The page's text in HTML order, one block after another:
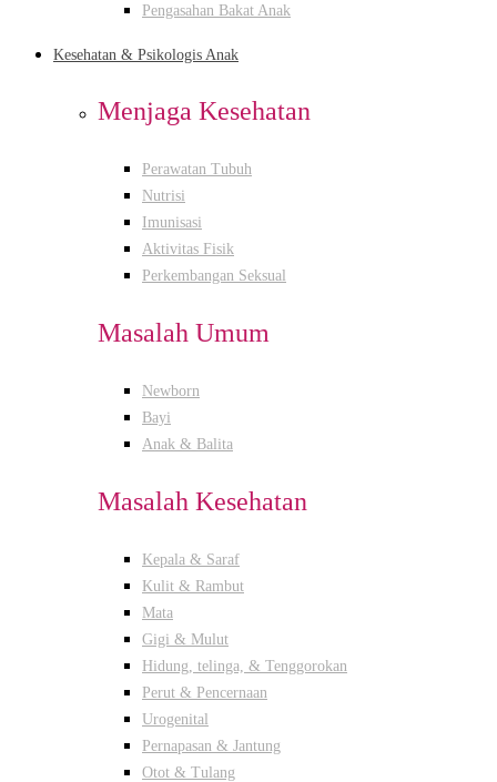
Pengasahan Bakat Anak
Kesehatan & Psikologis Anak
Menjaga Kesehatan
Perawatan Tubuh
Nutrisi
Imunisasi
Aktivitas Fisik
Perkembangan Seksual
Masalah Umum
Newborn
Bayi
Anak & Balita
Masalah Kesehatan
Kepala & Saraf
Kulit & Rambut
Mata
Gigi & Mulut
Hidung, telinga, & Tenggorokan
Perut & Pencernaan
Urogenital
Pernapasan & Jantung
Otot & Tulang